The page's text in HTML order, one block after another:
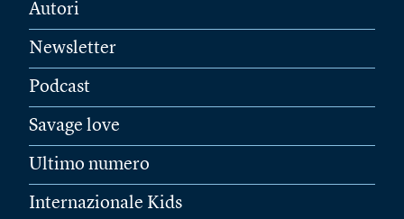
Autori
Newsletter
Podcast
Savage love
Ultimo numero
Internazionale Kids